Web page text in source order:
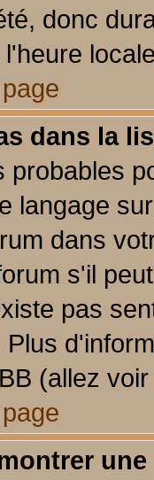
donc
dans la
probables
langage
dans
s'il
pas
(allez